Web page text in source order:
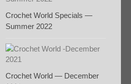
Crochet World Specials —
Summer 2022
Crochet World — December